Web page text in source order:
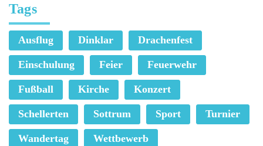
Tags
Ausflug Dinklar Drachenfest
Einschulung Feier Feuerwehr
Fußball Kirche Konzert
Schellerten Sottrum Sport Turnier
Wandertag Wettbewerb